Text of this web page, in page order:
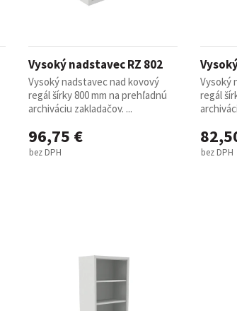
Vysoký nadstavec RZ 802
Vysoký nadstavec nad kovový
regál šírky 800 mm na prehľadnú
archiváciu zakladačov. ...
96,75 €
bez DPH
Vysoký
regál
bez DPH